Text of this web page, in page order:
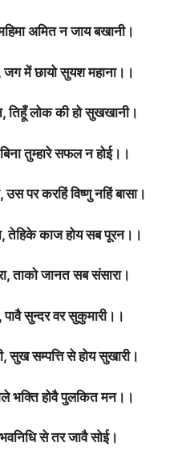
अमित न जाय बखानी।
जग में छायो सुयश महाना।।
तिहूँ लोक की हो सुखखानी।
तुम्हारे सफल न होई।।
पर करहिं विष्णु नहिं बासा।
तेहिके काज होय सब पूरन।।
ताको जानत सब संसारा।
सुन्दर वर सुकुमारी।।
सुख सम्पत्ति से होय सुखारी।
भक्ति होवै पुलकित मन।।
से तर जावै सोई।